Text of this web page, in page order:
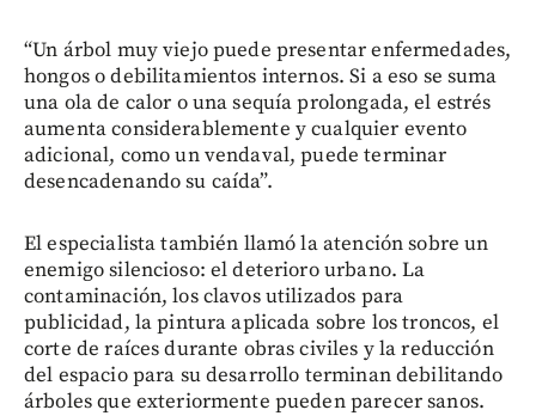
“Un árbol muy viejo puede presentar enfermedades,
hongos o debilitamientos internos. Si a eso se suma
una ola de calor o una sequía prolongada, el estrés
aumenta considerablemente y cualquier evento
adicional, como un vendaval, puede terminar
desencadenando su caída”.
El especialista también llamó la atención sobre un
enemigo silencioso: el deterioro urbano. La
contaminación, los clavos utilizados para
publicidad, la pintura aplicada sobre los troncos, el
corte de raíces durante obras civiles y la reducción
del espacio para su desarrollo terminan debilitando
árboles que exteriormente pueden parecer sanos.